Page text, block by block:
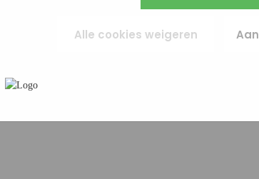
unieke code van je browser of apparaat gebruikt. Als je
advertenties maar die zijn minder relevant voor jou.
Alle cookies weigeren